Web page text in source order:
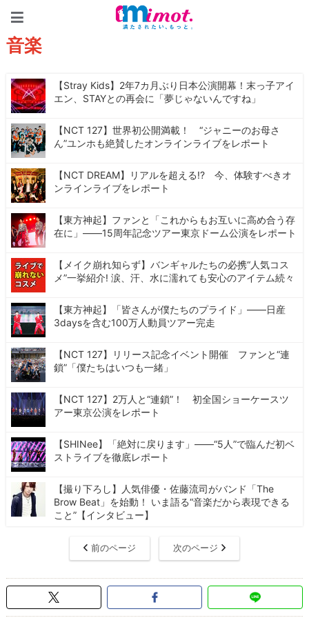
音楽
【Stray Kids】2年7カ月ぶり日本公演開幕！末っ子アイ
エン、STAYとの再会に「夢じゃないんですね」
【NCT 127】世界初公開満載！ “ジャニーのお母さ
ん”ユンホも絶賛したオンラインライブをレポート
【NCT DREAM】リアルを超える!? 今、体験すべきオ
ンラインライブをレポート
【東方神起】ファンと「これからもお互いに高め合う存
在に」――15周年記念ツアー東京ドーム公演をレポート
【メイク崩れ知らず】バンギャルたちの必携“人気コス
メ”一挙紹介! 涙、汗、水に濡れても安心のアイテム続々
【東方神起】「皆さんが僕たちのプライド」――日産
3daysを含む100万人動員ツアー完走
【NCT 127】リリース記念イベント開催 ファンと“連
鎖”「僕たちはいつも一緒」
【NCT 127】2万人と“連鎖”！ 初全国ショーケースツ
アー東京公演をレポート
【SHINee】「絶対に戻ります」――“5人”で臨んだ初ベ
ストライブを徹底レポート
【撮り下ろし】人気俳優・佐藤流司がバンド「The
Brow Beat」を始動！ いま語る“音楽だから表現できる
こと”【インタビュー】
前のページ 次のページ